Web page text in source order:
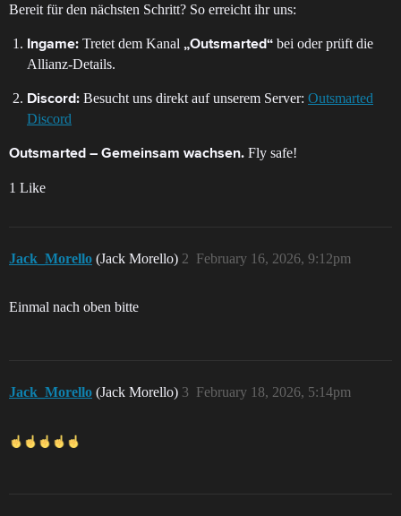
Bereit für den nächsten Schritt? So erreicht ihr uns:
Ingame: Tretet dem Kanal „Outsmarted“ bei oder prüft die
Allianz-Details.
Discord: Besucht uns direkt auf unserem Server: Outsmarted
Discord
Outsmarted – Gemeinsam wachsen. Fly safe!
1 Like
Jack_Morello (Jack Morello) February 16, 2026, 9:12pm
2
Einmal nach oben bitte
Jack_Morello (Jack Morello) February 18, 2026, 5:14pm
3